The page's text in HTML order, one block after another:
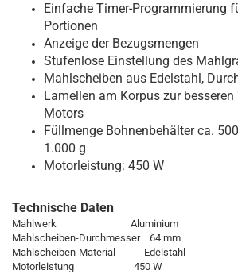
Einfache Timer-Programmierung
Portionen
Anzeige der Bezugsmengen
Stufenlose Einstellung des
Mahlscheiben aus Edelstahl,
Lamellen am Korpus zur
Motors
Füllmenge Bohnenbehälter ca.
1.000 g
Motorleistung: 450 W
Technische Daten
Mahlwerk Aluminium
Mahlscheiben-Durchmesser 64 mm
Mahlscheiben-Material Edelstahl
Motorleistung 450 W